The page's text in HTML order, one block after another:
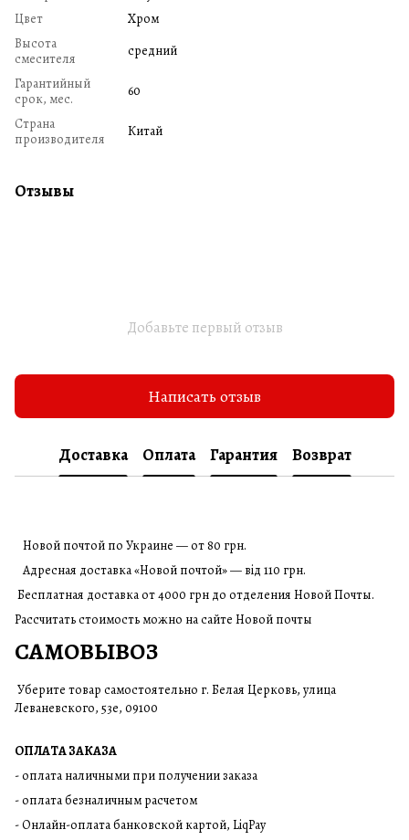
Цвет
Хром
Высота
смесителя
средний
Гарантийный
срок, мес.
60
Страна
производителя
Китай
Отзывы
Добавьте первый отзыв
Написать отзыв
Доставка Оплата Гарантия Возврат
Новой почтой по Украине — от 80 грн.
Адресная доставка «Новой почтой» — від 110 грн.
Бесплатная доставка от 4000 грн до отделения Новой Почты.
Рассчитать стоимость можно на сайте Новой почты
САМОВЫВОЗ
Уберите товар самостоятельно г. Белая Церковь, улица
Леваневского, 53е, 09100
ОПЛАТА ЗАКАЗА
- оплата наличными при получении заказа
- оплата безналичным расчетом
- Онлайн-оплата банковской картой, LiqPay